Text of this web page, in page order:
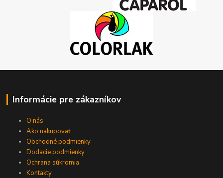
Informácie pre zákazníkov
O nás
Ako nakupovať
Obchodné podmienky
Dodacie podmienky
Ochrana súkromia
Kontakty